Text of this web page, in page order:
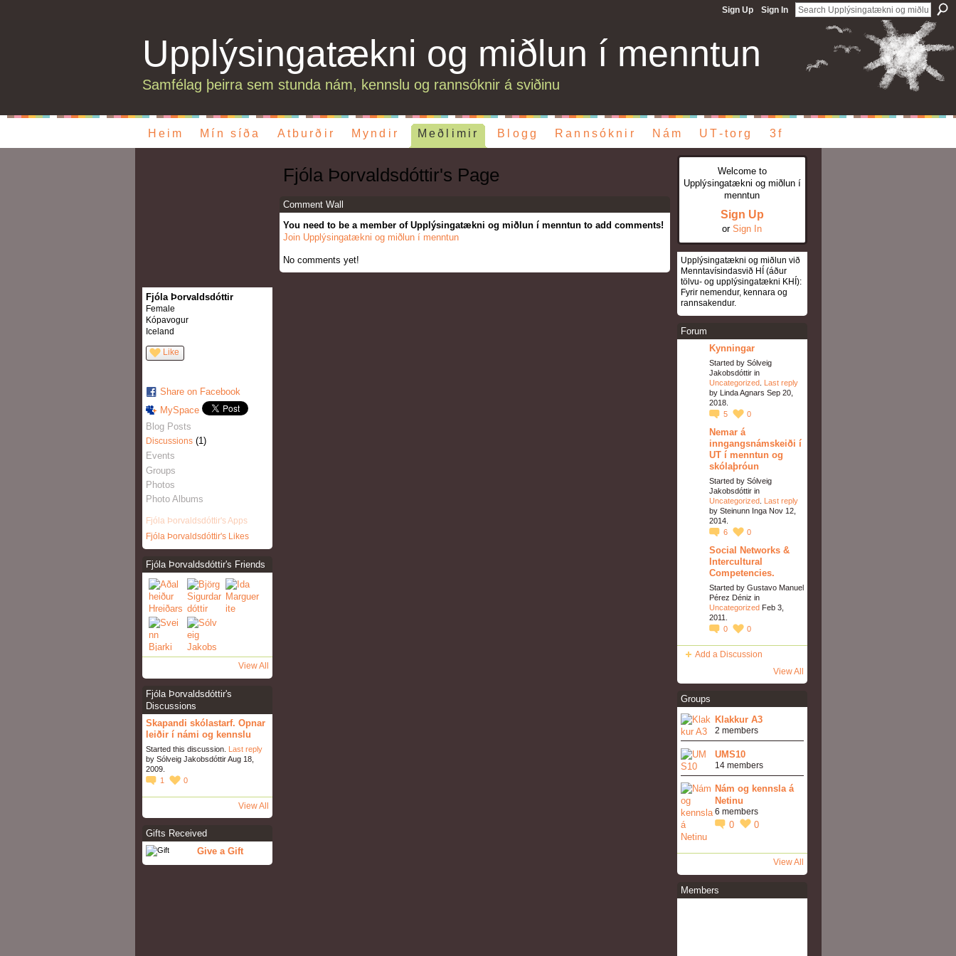
Sign Up Sign In
Upplýsingatækni og miðlun í menntun
Samfélag þeirra sem stunda nám, kennslu og rannsóknir á sviðinu
Heim Mín síða Atburðir Myndir Meðlimir Blogg Rannsóknir Nám UT-torg 3f
Fjóla Þorvaldsdóttir
Female
Kópavogur
Iceland
Like
Share on Facebook
MySpace
Blog Posts
Discussions(1)
Events
Groups
Photos
Photo Albums
Fjóla Þorvaldsdóttir's Apps
Fjóla Þorvaldsdóttir's Likes
Fjóla Þorvaldsdóttir's Friends
View All
Fjóla Þorvaldsdóttir's
Discussions
Skapandi skólastarf. Opnar
leiðir í námi og kennslu
Started this discussion. Last reply
by Sólveig Jakobsdóttir Aug 18,
2009.
1
0
View All
Gifts Received
Give a Gift
Fjóla Þorvaldsdóttir's Page
Comment Wall
You need to be a member of Upplýsingatækni og miðlun í menntun to add comments!
Join Upplýsingatækni og miðlun í menntun
No comments yet!
Welcome to
Upplýsingatækni og miðlun í
menntun
Sign Up
or Sign In
Upplýsingatækni og miðlun við
Menntavísindasvið HÍ (áður
tölvu- og upplýsingatækni KHÍ):
Fyrir nemendur, kennara og
rannsakendur.
Forum
Kynningar
Started by Sólveig
Jakobsdóttir in
Uncategorized
Last reply
by Linda Agnars Sep 20,
2018.
5
0
Nemar á
inngangsnámskeiði í
UT í menntun og
skólaþróun
Started by Sólveig
Jakobsdóttir in
Uncategorized
Last reply
by Steinunn Inga Nov 12,
2014.
6
0
Social Networks &
Intercultural
Competencies.
Started by Gustavo Manuel
Pérez Déniz in
UncategorizedFeb 3,
2011.
0
0
Add a Discussion
View All
Groups
Klakkur A3
2 members
UMS10
14 members
Nám og kennsla á
Netinu
6 members
0 0
View All
Members